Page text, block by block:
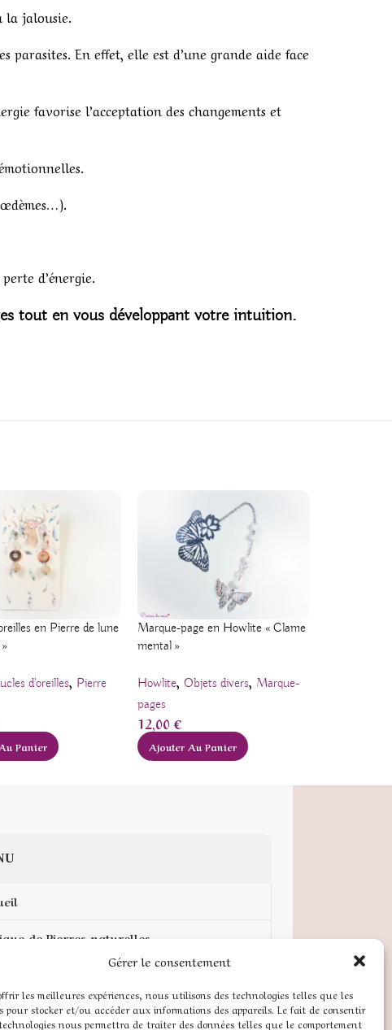
Gérer le consentement
les meilleures expériences, nous utilisons des technologies telles que les
pour stocker et/ou accéder aux informations des appareils. Le fait de consentir
nous permettra de traiter des données telles que le comportement
la jalousie.
parasites. En effet, elle est d’une grande aide face
favorise l’acceptation des changements et
d’énergie.
tout en vous développant votre intuition.
en Pierre de lune
d'oreilles, Pierre
Panier
Marque-page en Howlite « Clame
mental »
Howlite, Objets divers, Marque-
pages
12,00€
Ajouter Au Panier
de Pierres naturelles
légales